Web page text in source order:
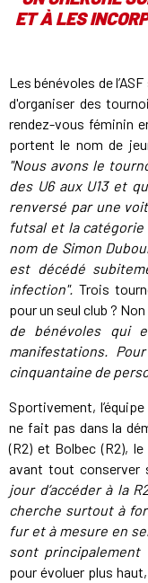
ET À LES
Les bénévoles de
d'organiser des
rendez-vous féminin
portent le nom de
"Nous avons le
des U6 aux U13 et
renversé par une
futsal et la catégorie
nom de Simon
est décédé
infection". Trois
pour un seul club ?
de bénévoles qui
manifestations.
cinquantaine de
Sportivement,
ne fait pas dans la
(R2) et Bolbec (R2),
avant tout conserver
jour d’accéder à la
cherche surtout à
fur et à mesure en
sont principalement
pour évoluer plus